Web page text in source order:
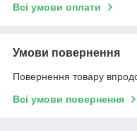
Всі умови оплати
Умови повернення
Повернення товару
Всі умови повернення